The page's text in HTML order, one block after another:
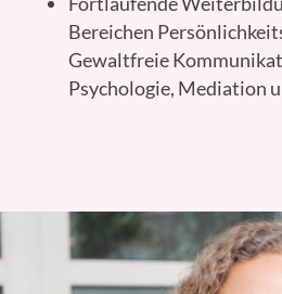
Bereichen
Gewaltfreie
Psychologie, Mediation